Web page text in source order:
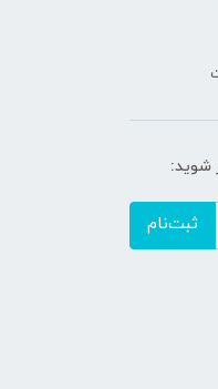
شوید:
ثبت‌نام